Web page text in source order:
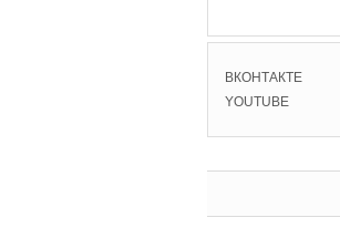
ВКОНТАКТЕ
YOUTUBE